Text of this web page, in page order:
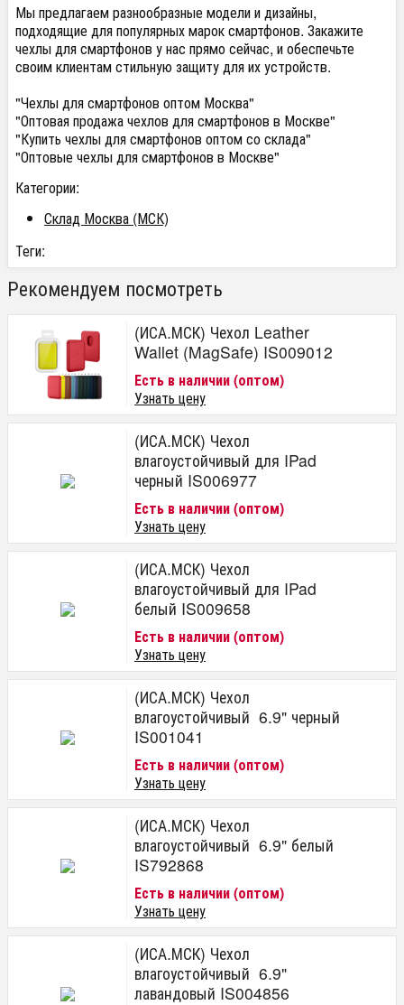
Мы предлагаем разнообразные модели и дизайны,
подходящие для популярных марок смартфонов. Закажите
чехлы для смартфонов у нас прямо сейчас, и обеспечьте
своим клиентам стильную защиту для их устройств.
"Чехлы для смартфонов оптом Москва"
"Оптовая продажа чехлов для смартфонов в Москве"
"Купить чехлы для смартфонов оптом со склада"
"Оптовые чехлы для смартфонов в Москве"
Категории:
Склад Москва (МСК)
Теги:
Рекомендуем посмотреть
(ИСА.МСК) Чехол Leather
Wallet (MagSafe) IS009012
Есть в наличии (оптом)
Узнать цену
(ИСА.МСК) Чехол
влагоустойчивый для IPad
черный IS006977
Есть в наличии (оптом)
Узнать цену
(ИСА.МСК) Чехол
влагоустойчивый для IPad
белый IS009658
Есть в наличии (оптом)
Узнать цену
(ИСА.МСК) Чехол
влагоустойчивый 6.9" черный
IS001041
Есть в наличии (оптом)
Узнать цену
(ИСА.МСК) Чехол
влагоустойчивый 6.9" белый
IS792868
Есть в наличии (оптом)
Узнать цену
(ИСА.МСК) Чехол
влагоустойчивый 6.9"
лавандовый IS004856